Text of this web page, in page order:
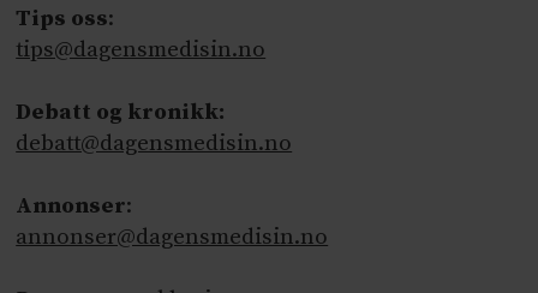
Tips oss:
tips@dagensmedisin.no
Debatt og kronikk:
debatt@dagensmedisin.no
Annonser:
annonser@dagensmedisin.no